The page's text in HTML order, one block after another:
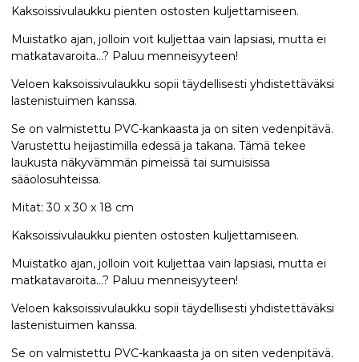
Kaksoissivulaukku pienten ostosten kuljettamiseen.
Muistatko ajan, jolloin voit kuljettaa vain lapsiasi, mutta ei
matkatavaroita...? Paluu menneisyyteen!
Veloen kaksoissivulaukku sopii täydellisesti yhdistettäväksi
lastenistuimen kanssa.
Se on valmistettu PVC-kankaasta ja on siten vedenpitävä.
Varustettu heijastimilla edessä ja takana. Tämä tekee
laukusta näkyvämmän pimeissä tai sumuisissa
sääolosuhteissa.
Mitat: 30 x 30 x 18 cm
Kaksoissivulaukku pienten ostosten kuljettamiseen.
Muistatko ajan, jolloin voit kuljettaa vain lapsiasi, mutta ei
matkatavaroita...? Paluu menneisyyteen!
Veloen kaksoissivulaukku sopii täydellisesti yhdistettäväksi
lastenistuimen kanssa.
Se on valmistettu PVC-kankaasta ja on siten vedenpitävä.